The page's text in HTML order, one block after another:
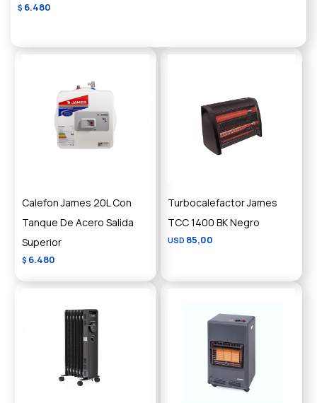
$ 6.480
Calefon James 20L Con
Tanque De Acero Salida
Superior
$ 6.480
Turbocalefactor James
TCC 1400 BK Negro
USD 85,00